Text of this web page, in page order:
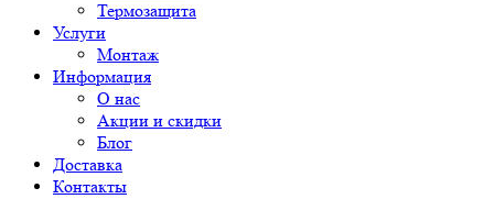
Термозащита
Услуги
Монтаж
Информация
О нас
Акции и скидки
Блог
Доставка
Контакты